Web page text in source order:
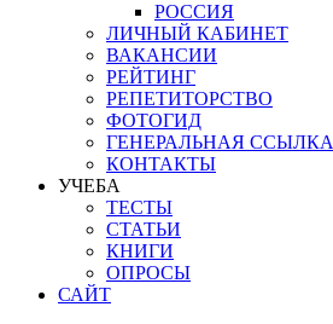
РОССИЯ
ЛИЧНЫЙ КАБИНЕТ
ВАКАНСИИ
РЕЙТИНГ
РЕПЕТИТОРСТВО
ФОТОГИД
ГЕНЕРАЛЬНАЯ ССЫЛКА
КОНТАКТЫ
УЧЕБА
ТЕСТЫ
СТАТЬИ
КНИГИ
ОПРОСЫ
САЙТ